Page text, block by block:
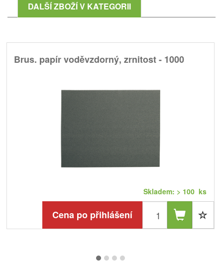
DALŠÍ ZBOŽÍ V KATEGORII
Brus. papír voděvzdorný, zrnitost - 1000
Skladem: > 100 ks
Cena po přihlášení